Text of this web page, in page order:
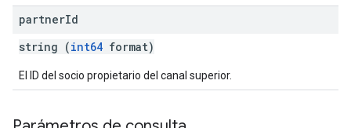
partnerId
string (int64 format)
El ID del socio propietario del canal superior.